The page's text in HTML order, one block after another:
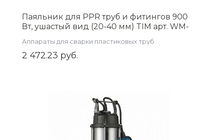
Паяльник для PPR труб и фитингов 900
Вт, ушастый вид (20-40 мм) TIM арт. WM-
Аппараты для сварки пластиковых труб
2 472.23 руб.